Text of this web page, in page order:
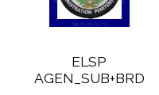
ELSP
AGEN_SUB+BRD